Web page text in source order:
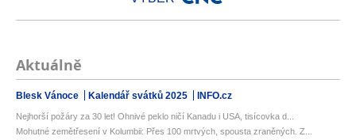
Aktuálně
Blesk Vánoce Kalendář svátků 2025 INFO.cz
Nejhorší požáry za 30 let! Ohnivé peklo ničí Kanadu i USA, tisícovka d...
Mohutné zemětřesení v Kolumbii: Přes 100 mrtvých, spousta zraněných. Z...